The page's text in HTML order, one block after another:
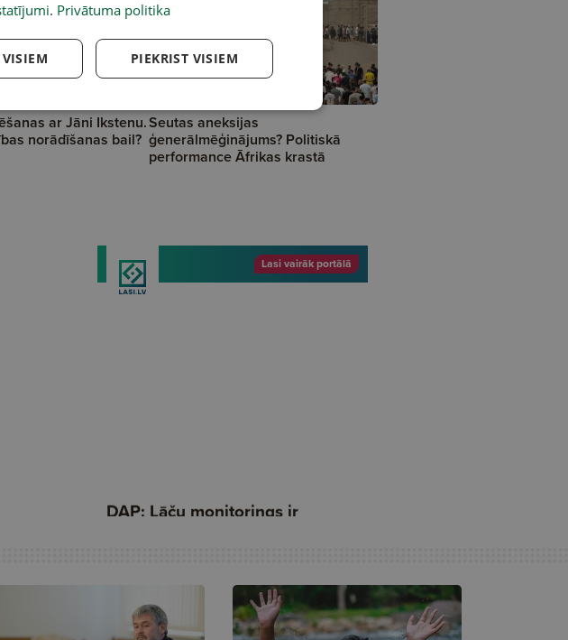
ar Jāni Ikstenu.
norādīšanas bail?
A
Seutas aneksijas
ģenerālmēģinājums? Politiskā
performance Āfrikas krastā
. Privātuma politika
PIEKRIST VISIEM